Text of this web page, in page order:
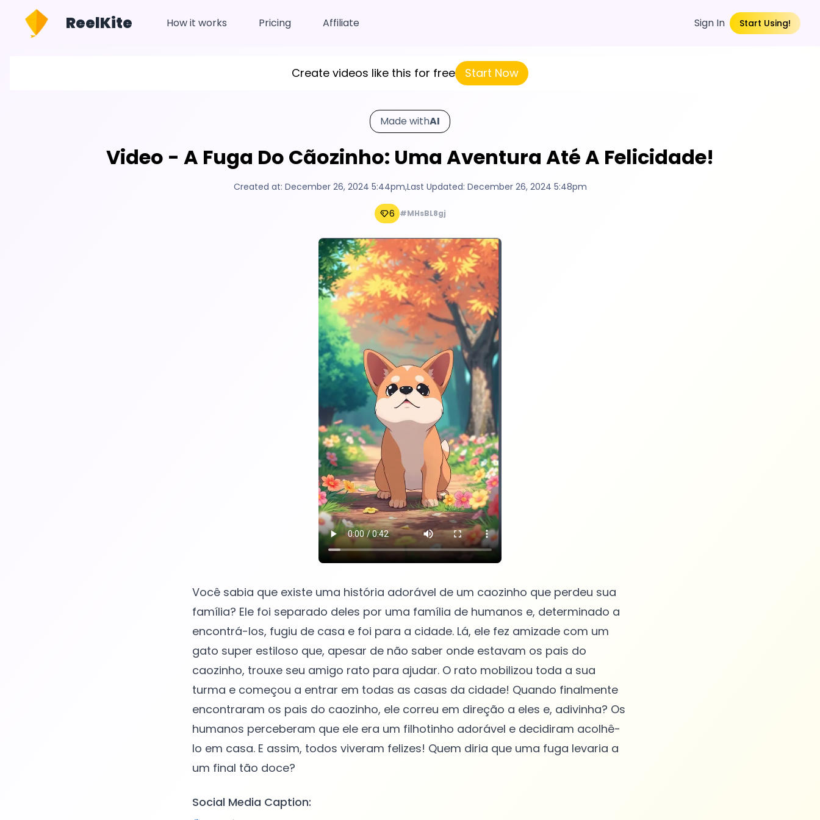
ReelKite How it works Pricing Affiliate Sign In Start Using!
Create videos like this for free Start Now
Made withAI
Video - A Fuga Do Cãozinho: Uma Aventura Até A Felicidade!
Created at: December 26, 2024 5:44pm,Last Updated: December 26, 2024 5:48pm
6 #MHsBL8gj
Você sabia que existe uma história adorável de um caozinho que perdeu sua
família? Ele foi separado deles por uma família de humanos e, determinado a
encontrá-los, fugiu de casa e foi para a cidade. Lá, ele fez amizade com um
gato super estiloso que, apesar de não saber onde estavam os pais do
caozinho, trouxe seu amigo rato para ajudar. O rato mobilizou toda a sua
turma e começou a entrar em todas as casas da cidade! Quando finalmente
encontraram os pais do caozinho, ele correu em direção a eles e, adivinha? Os
humanos perceberam que ele era um filhotinho adorável e decidiram acolhê-
lo em casa. E assim, todos viveram felizes! Quem diria que uma fuga levaria a
Social Media Caption: